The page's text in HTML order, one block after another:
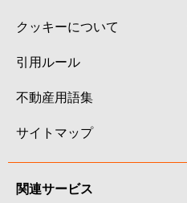
クッキーについて
引用ルール
不動産用語集
サイトマップ
関連サービス